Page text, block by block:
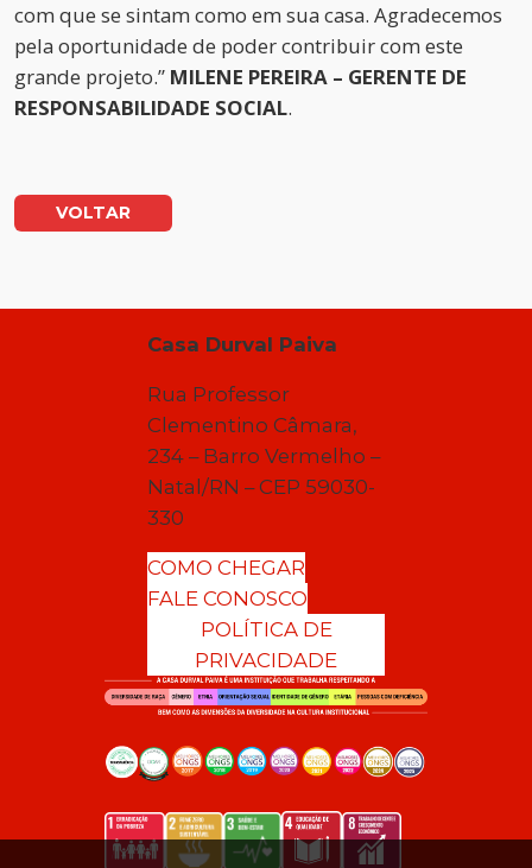
com que se sintam como em sua casa. Agradecemos
pela oportunidade de poder contribuir com este
grande projeto.” MILENE PEREIRA – GERENTE DE
RESPONSABILIDADE SOCIAL.
VOLTAR
Casa Durval Paiva
Rua Professor
Clementino Câmara,
234 – Barro Vermelho –
Natal/RN – CEP 59030-
330
COMO CHEGAR
FALE CONOSCO
POLÍTICA DE
PRIVACIDADE